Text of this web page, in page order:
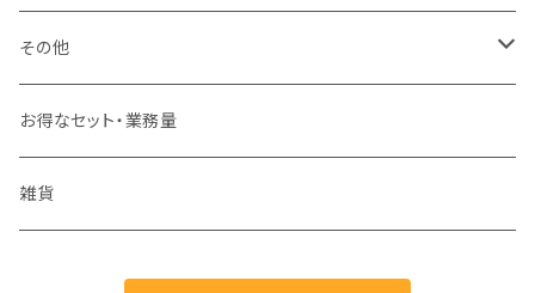
スナック
ジャーキー
お菓子
その他
うなぎ
海鮮味噌
お得なセット・業務量
雑貨